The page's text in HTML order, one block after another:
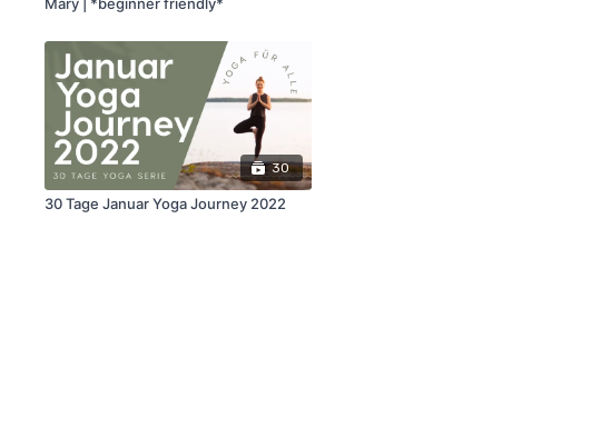
30
30 Tage Januar Yoga Journey 2022